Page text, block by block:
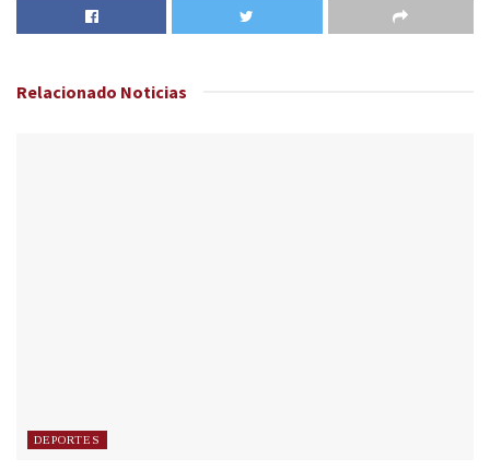
Relacionado Noticias
DEPORTES